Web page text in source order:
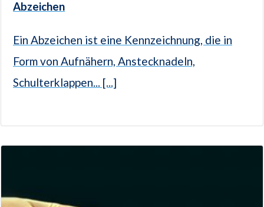
Abzeichen
Ein Abzeichen ist eine Kennzeichnung, die in
Form von Aufnähern, Anstecknadeln,
Schulterklappen... [...]